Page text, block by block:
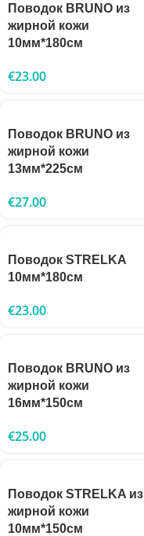
Поводок BRUNO из
жирной кожи
10мм*180см
€23.00
Поводок BRUNO из
жирной кожи
13мм*225см
€27.00
Поводок STRELKA
10мм*180см
€23.00
Поводок BRUNO из
жирной кожи
16мм*150см
€25.00
Поводок STRELKA из
жирной кожи
10мм*150см